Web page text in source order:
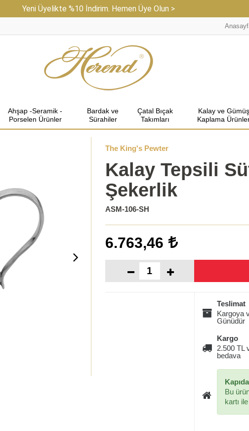
Yeni Üyelikte %10 İndirim. Hemen Üye Olun >
Ahşap -Seramik -
Porselen Ürünler
Bardak ve
Sürahiler
Çatal Bıçak
Takımları
Kalay ve Gümüş
Kaplama
The King's Pewter
Kalay Tepsili
Şekerlik
ASM-106-SH
6.763,46
Teslimat
Kargoya
Günüdür
Kargo
2.500 TL
bedava
Bu
kartı